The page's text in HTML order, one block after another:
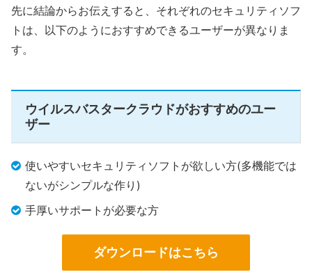
先に結論からお伝えすると、それぞれのセキュリティソフ
トは、以下のようにおすすめできるユーザーが異なりま
す。
ウイルスバスタークラウドがおすすめのユー
ザー
使いやすいセキュリティソフトが欲しい方(多機能では
ないがシンプルな作り)
手厚いサポートが必要な方
ダウンロードはこちら